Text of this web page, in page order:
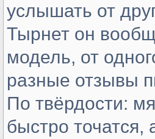
услышать от
Тырнет он
модель, от
разные отзывы
По твёрдости:
быстро точатся,